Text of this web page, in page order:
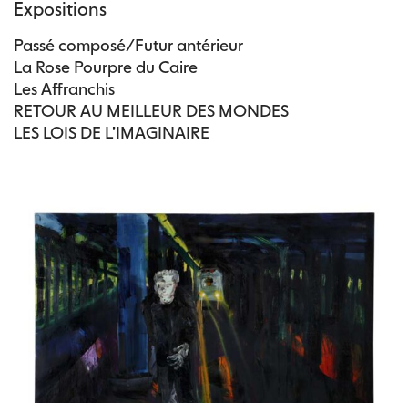
Expositions
Passé composé/Futur antérieur
La Rose Pourpre du Caire
Les Affranchis
RETOUR AU MEILLEUR DES MONDES
LES LOIS DE L’IMAGINAIRE